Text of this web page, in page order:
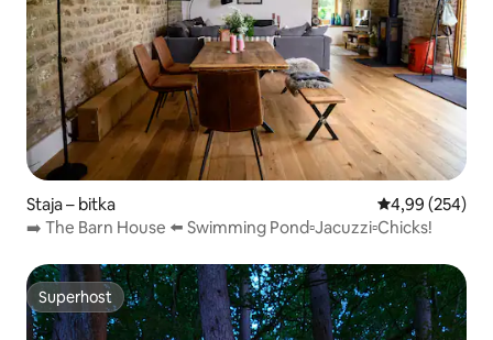
Staja – bitka Prosječna
4,99 (254)
➡️ The Barn House ⬅️ Swimming Pond▫️Jacuzzi▫️Chicks!
Superhost
Superhost